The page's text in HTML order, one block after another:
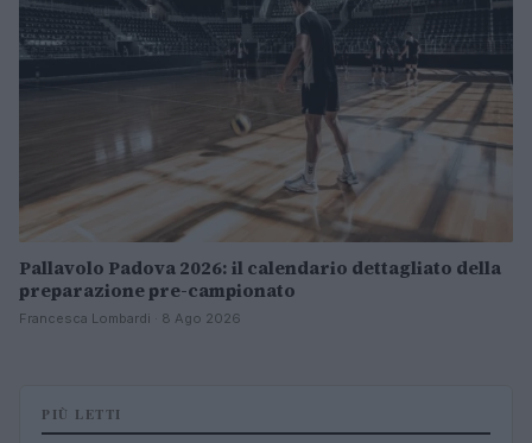
Pallavolo Padova 2026: il calendario dettagliato della
preparazione pre-campionato
Francesca Lombardi · 8 Ago 2026
PIÙ LETTI